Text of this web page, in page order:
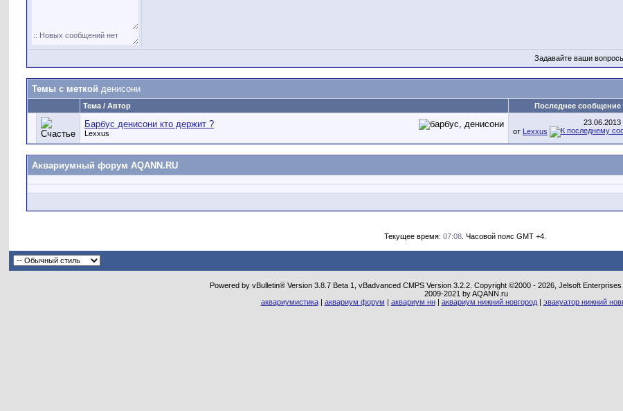
Задавайте ваши
Темы с меткой денисони
Тема / Автор Последнее сообщение
Барбус денисони кто держит ?
Lexxus
23.06.2013
от Lexxus
Аквариумный форум AQANN.RU
Текущее время: 07:08 . Часовой пояс GMT +4.
Powered by vBulletin® Version 3.8.7 Beta 1, vBadvanced CMPS Version 3.2.2. Copyright ©2000 - 2026, Jelsoft
2009-2021 by AQANN.ru
аквариумистика| аквариум форум | аквариум нн| аквариум нижний новгород| эвакуатор нижний